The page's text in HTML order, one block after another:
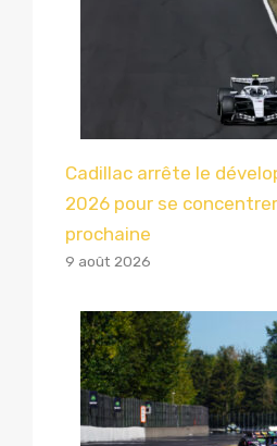
Cadillac arrête le
2026 pour se
prochaine
9 août 2026